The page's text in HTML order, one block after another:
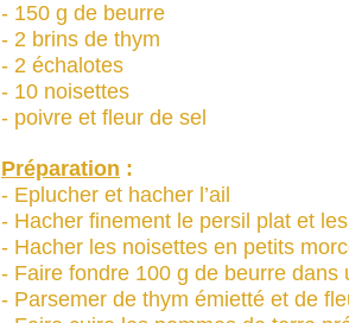
- 150 g de beurre
- 2 brins de thym
- 2 échalotes
- 10 noisettes
- poivre et fleur de sel
Préparation :
- Eplucher et hacher l’ail
- Hacher finement le persil plat et
- Hacher les noisettes en petits
- Faire fondre 100 g de beurre dans
- Parsemer de thym émietté et de